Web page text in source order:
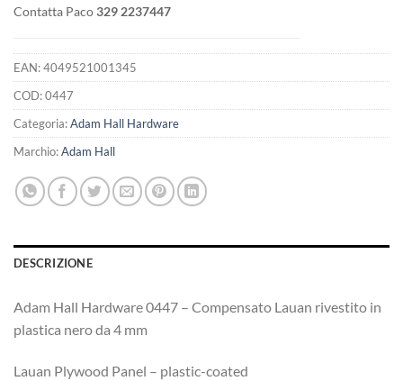
Contatta Paco329 2237447
EAN:4049521001345
COD:0447
Categoria:Adam Hall Hardware
Marchio:Adam Hall
DESCRIZIONE
Adam Hall Hardware 0447 – Compensato Lauan rivestito in
plastica nero da 4 mm
Lauan Plywood Panel – plastic-coated